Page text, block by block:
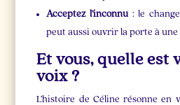
Acceptez l’inconnu : le
peut aussi ouvrir la porte à une
Et vous, quelle est
voix ?
L’histoire de Céline résonne en